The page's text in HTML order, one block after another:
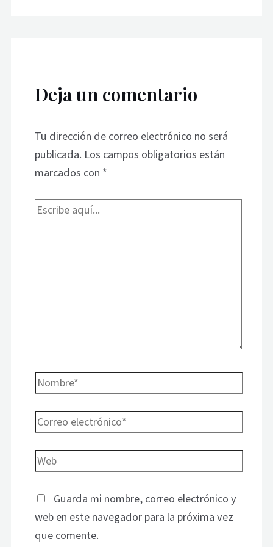
Deja un comentario
Tu dirección de correo electrónico no será
publicada. Los campos obligatorios están
marcados con *
Guarda mi nombre, correo electrónico y
web en este navegador para la próxima vez
que comente.